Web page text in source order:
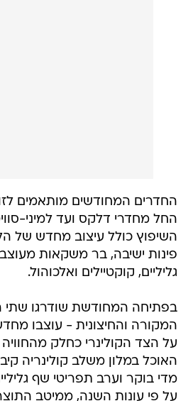
החדרים המחודשים מותאמים
החל מחדרי דלקס ועד למיני-
השיפוץ כולל עיצוב מחדש של
פינות ישיבה, בר משקאות מעוצב
גליליים, קוקטיילים ואלכוהול.
בפתיחה המחודשת שודרגו שתי
המקורה והחיצונית - עוצבו
על הצד הקולינרי כחלק
האוכל במלון משלב קולינריה
מדי בוקר וערב תפריטי שף
על פי עונות השנה, ממיטב